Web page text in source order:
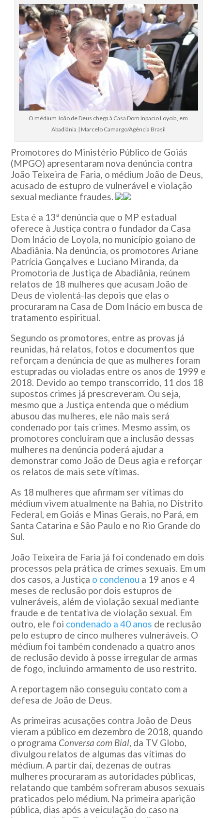
O médium João de Deus chega à Casa Dom Inpacio Loyola, em
Abadiânia.| Marcelo Camargo/Agência Brasil
Promotores do Ministério Público de Goiás
(MPGO) apresentaram nova denúncia contra
João Teixeira de Faria, o médium João de Deus,
acusado de estupro de vulnerável e violação
sexual mediante fraudes.
Esta é a 13ª denúncia que o MP estadual
oferece à Justiça contra o fundador da Casa
Dom Inácio de Loyola, no município goiano de
Abadiânia. Na denúncia, os promotores Ariane
Patrícia Gonçalves e Luciano Miranda, da
Promotoria de Justiça de Abadiânia, reúnem
relatos de 18 mulheres que acusam João de
Deus de violentá-las depois que elas o
procuraram na Casa de Dom Inácio em busca de
tratamento espiritual.
Segundo os promotores, entre as provas já
reunidas, há relatos, fotos e documentos que
reforçam a denúncia de que as mulheres foram
estupradas ou violadas entre os anos de 1999 e
2018. Devido ao tempo transcorrido, 11 dos 18
supostos crimes já prescreveram. Ou seja,
mesmo que a Justiça entenda que o médium
abusou das mulheres, ele não mais será
condenado por tais crimes. Mesmo assim, os
promotores concluíram que a inclusão dessas
mulheres na denúncia poderá ajudar a
demonstrar como João de Deus agia e reforçar
os relatos de mais sete vítimas.
As 18 mulheres que afirmam ser vítimas do
médium vivem atualmente na Bahia, no Distrito
Federal, em Goiás e Minas Gerais, no Pará, em
Santa Catarina e São Paulo e no Rio Grande do
Sul.
João Teixeira de Faria já foi condenado em dois
processos pela prática de crimes sexuais. Em um
dos casos, a Justiça o condenou a 19 anos e 4
meses de reclusão por dois estupros de
vulneráveis, além de violação sexual mediante
fraude e de tentativa de violação sexual. Em
outro, ele foi condenado a 40 anos de reclusão
pelo estupro de cinco mulheres vulneráveis. O
médium foi também condenado a quatro anos
de reclusão devido à posse irregular de armas
de fogo, incluindo armamento de uso restrito.
A reportagem não conseguiu contato com a
defesa de João de Deus.
As primeiras acusações contra João de Deus
vieram a público em dezembro de 2018, quando
o programa Conversa com Bial, da TV Globo,
divulgou relatos de algumas das vítimas do
médium. A partir daí, dezenas de outras
mulheres procuraram as autoridades públicas,
relatando que também sofreram abusos sexuais
praticados pelo médium. Na primeira aparição
pública, dias após a veiculação do caso na